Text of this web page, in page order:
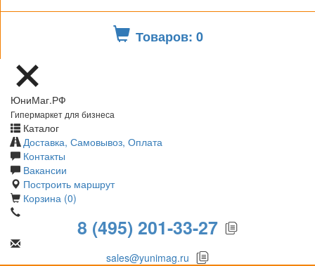
Товаров: 0
ЮниМаг.РФ
Гипермаркет для бизнеса
Каталог
Доставка, Самовывоз, Оплата
Контакты
Вакансии
Построить маршрут
Корзина (0)
8 (495) 201-33-27
sales@yunimag.ru